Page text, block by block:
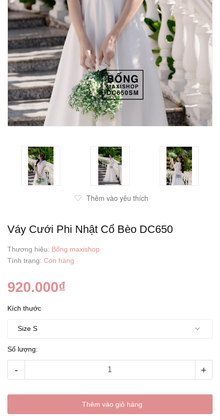
Thêm vào yêu thích
Váy Cưới Phi Nhật Cổ Bèo DC650
Thương hiệu: Bống maxishop
Tình trạng: Còn hàng
920.000₫
Kích thước
Số lượng:
- +
Thêm vào giỏ hàng